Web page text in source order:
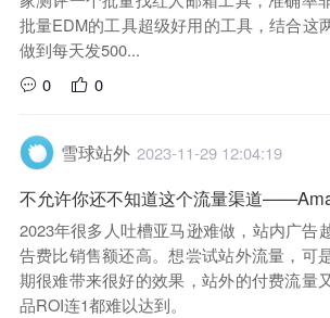
批量EDM的工具超级好用的工具，结合这
做到每天发500...
0
0
雪球站外 2023-11-29 12:04:19
不允许你还不知道这个流量渠道
2023年很多人吐槽亚马逊难做，站内广告
告费比销售额还高。想尝试站外流量，可
期很难带来很好的效果，站外的付费流量
品ROI连1都难以达到。